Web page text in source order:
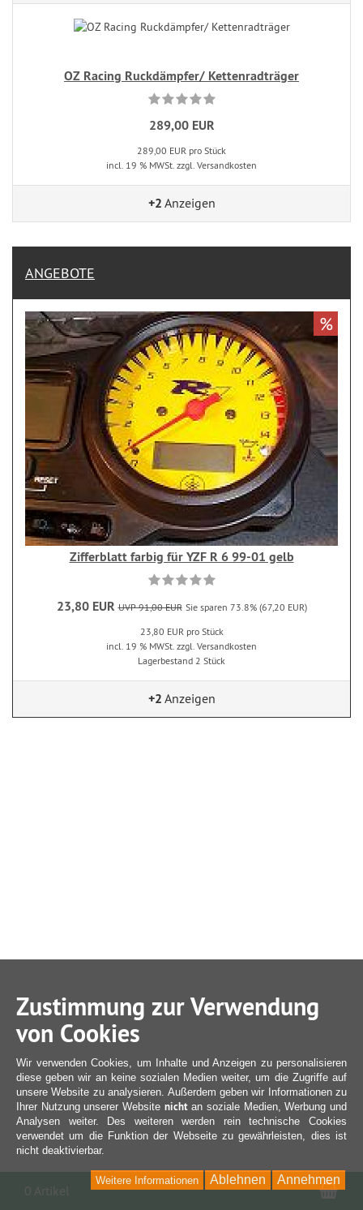
OZ Racing Ruckdämpfer/ Kettenradträger
289,00 EUR
289,00 EUR pro Stück
incl. 19 % MWSt. zzgl. Versandkosten
+2 Anzeigen
ANGEBOTE
Zifferblatt farbig für YZF R 6 99-01 gelb
23,80 EUR UVP 91,00 EUR Sie sparen 73.8% (67,20 EUR)
23,80 EUR pro Stück
incl. 19 % MWSt. zzgl. Versandkosten
Lagerbestand 2 Stück
%
+2 Anzeigen
Zustimmung zur Verwendung
von Cookies
Wir verwenden Cookies, um Inhalte und Anzeigen zu personalisieren
diese geben wir an keine sozialen Medien weiter, um die Zugriffe auf
unsere Website zu analysieren. Außerdem geben wir Informationen zu
Ihrer Nutzung unserer Website nichtan soziale Medien, Werbung und
Analysen weiter. Des weiteren werden rein technische Cookies
verwendet um die Funktion der Webseite zu gewährleisten, dies ist
nicht deaktivierbar.
Annehmen
Ablehnen
Weitere Informationen